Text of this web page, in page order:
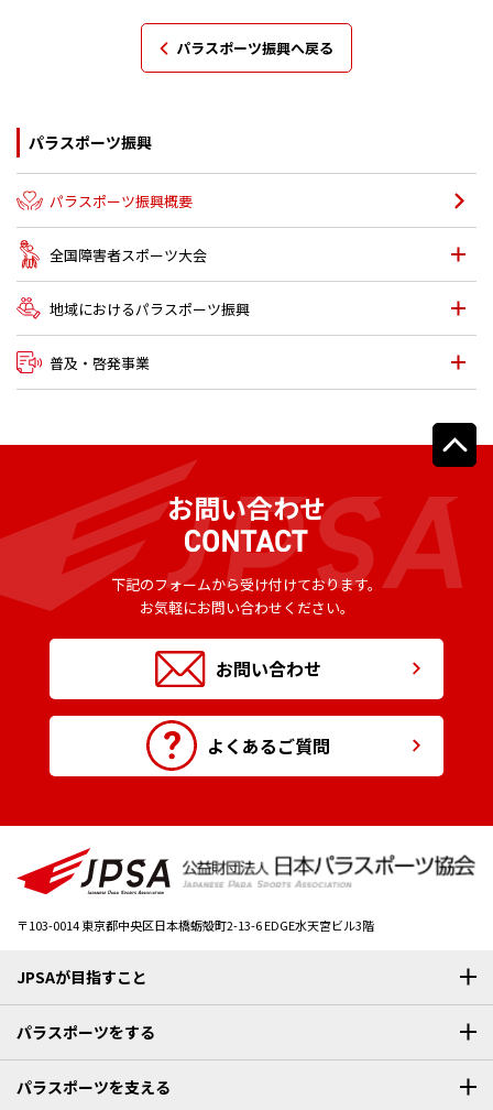
パラスポーツ振興へ戻る
パラスポーツ振興
パラスポーツ振興概要
全国障害者スポーツ大会
地域におけるパラスポーツ振興
普及・啓発事業
お問い合わせ
下記のフォームから受け付けております。
お気軽にお問い合わせください。
お問い合わせ
よくあるご質問
〒103-0014東京都中央区日本橋蛎殻町2-13-6 EDGE水天宮ビル3階
JPSAが目指すこと
パラスポーツをする
パラスポーツを支える